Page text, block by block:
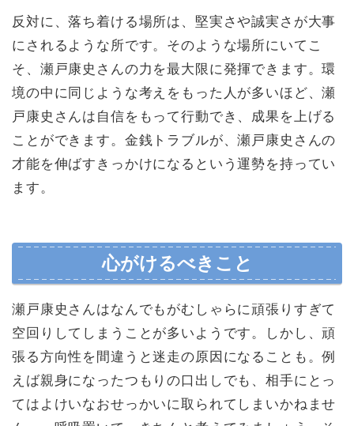
反対に、落ち着ける場所は、堅実さや誠実さが大事
にされるような所です。そのような場所にいてこ
そ、瀬戸康史さんの力を最大限に発揮できます。環
境の中に同じような考えをもった人が多いほど、瀬
戸康史さんは自信をもって行動でき、成果を上げる
ことができます。金銭トラブルが、瀬戸康史さんの
才能を伸ばすきっかけになるという運勢を持ってい
ます。
心がけるべきこと
瀬戸康史さんはなんでもがむしゃらに頑張りすぎて
空回りしてしまうことが多いようです。しかし、頑
張る方向性を間違うと迷走の原因になることも。例
えば親身になったつもりの口出しでも、相手にとっ
てはよけいなおせっかいに取られてしまいかねませ